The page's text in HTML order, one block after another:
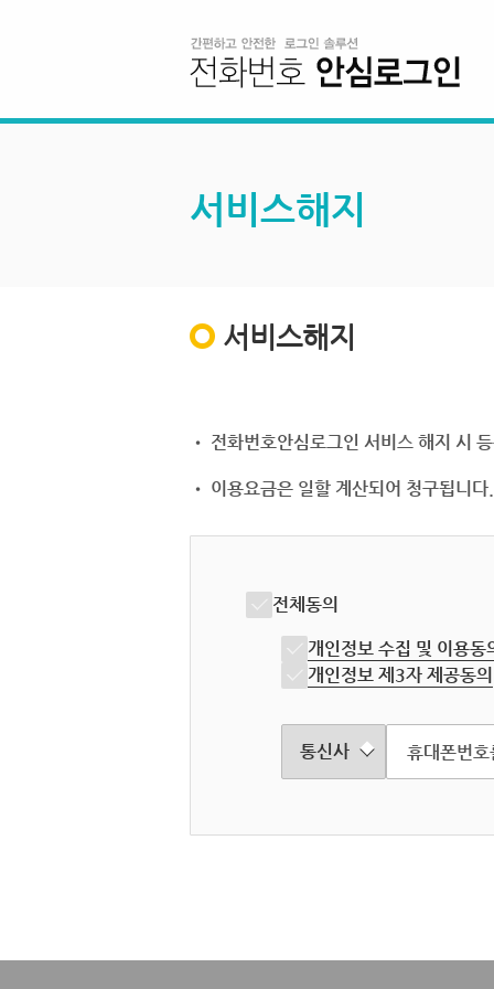
서비스해지
서비스해지
• 전화번호안심로그인 서비스 해지 시
• 이용요금은 일할 계산되어 청구됩니
전체동의
개인정보 수집 및 이용동
개인정보 제3자 제공동의